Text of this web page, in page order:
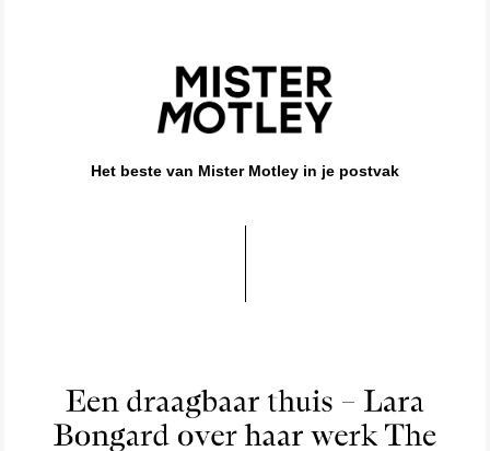
Het beste van Mister Motley in je postvak